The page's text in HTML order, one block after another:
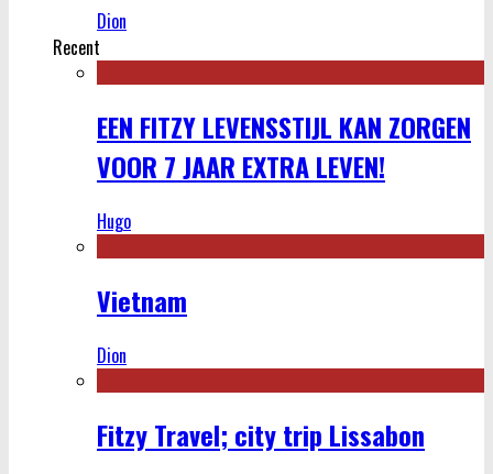
Dion
Recent
EEN FITZY LEVENSSTIJL KAN ZORGEN
VOOR 7 JAAR EXTRA LEVEN!
Hugo
Vietnam
Dion
Fitzy Travel; city trip Lissabon